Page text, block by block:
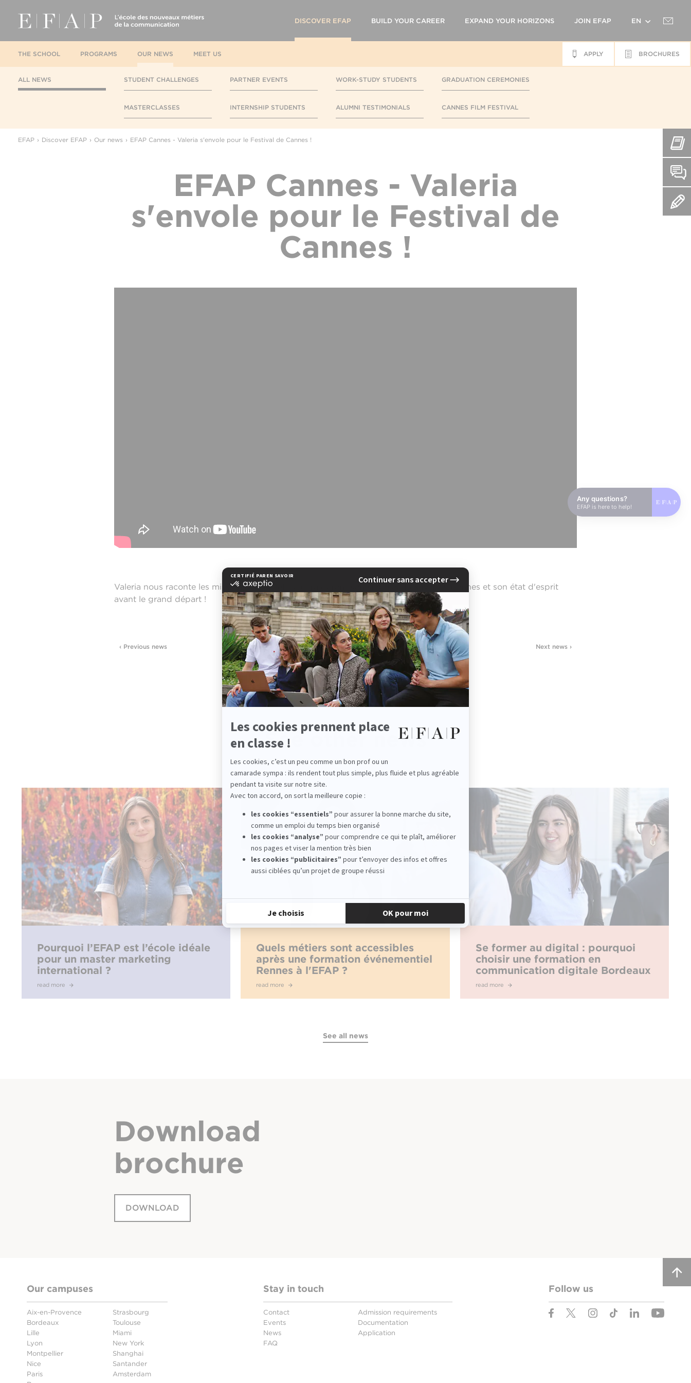
DISCOVER EFAP BUILD YOUR CAREER EXPAND YOUR HORIZONS JOIN EFAP EN
THE SCHOOL PROGRAMS OUR NEWS MEET US BROCHURES
APPLY
ALL NEWS STUDENT CHALLENGES
MASTERCLASSES
PARTNER EVENTS
INTERNSHIP STUDENTS
WORK-STUDY STUDENTS
ALUMNI TESTIMONIALS
GRADUATION CEREMONIES
CANNES FILM FESTIVAL
EFAP Discover EFAP Our news EFAP Cannes - Valeria s'envole pour le Festival de Cannes !
EFAP Cannes - Valeria
s'envole pour le Festival de
Cannes !
Valeria nous raconte les missions qu'elle effectuera durant son stage au Festival de Cannes et son état d'esprit
avant le grand départ !
‹ Previous news Next news ›
See other news
Pourquoi l’EFAP est l’école idéale
pour un master marketing
international ?
read more
Quels métiers sont accessibles
après une formation événementiel
Rennes à l'EFAP ?
read more
Se former au digital : pourquoi
choisir une formation en
communication digitale Bordeaux
à l’EFAP ?
read more
See all news
Download
brochure
DOWNLOAD
Our campuses
Aix-en-Provence
Bordeaux
Lille
Lyon
Montpellier
Nice
Paris
Strasbourg
Toulouse
Miami
New York
Shanghai
Santander
Amsterdam
Stay in touch
Contact
Events
News
FAQ
Admission requirements
Documentation
Application
Follow us
Any questions?
EFAP is here to help!